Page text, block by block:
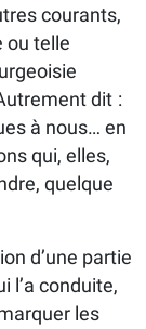
courants,
ou telle
dit :
à nous… en
qui, elles,
quelque
d’une partie
l’a conduite,
les